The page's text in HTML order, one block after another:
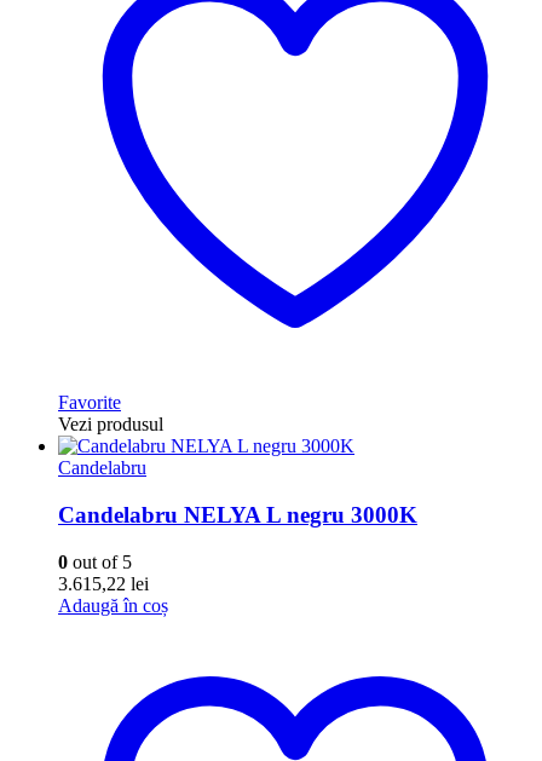
Favorite
Vezi produsul
Candelabru
Candelabru NELYA L negru 3000K
0 out of 5
3.615,22 lei
Adaugă în coș